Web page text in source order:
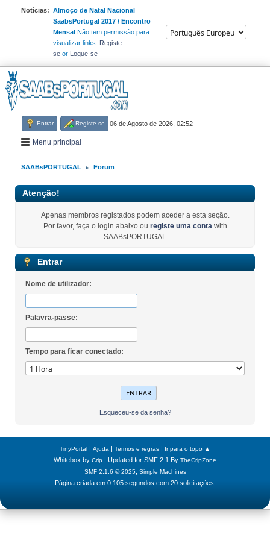
Notícias: Almoço de Natal Nacional
SaabsPortugal 2017 / Encontro
MensalNão tem permissão para
visualizar links. Registe-
se or Logue-se
06 de Agosto de 2026, 02:52
Entrar Registe-se
Menu principal
SAABsPORTUGAL ► Forum
Atenção!
Apenas membros registados podem aceder a esta seção.
Por favor, faça o login abaixo ou registe uma contawith
SAABsPORTUGAL
Entrar
Nome de utilizador:
Palavra-passe:
Tempo para ficar conectado:
Esqueceu-se da senha?
TinyPortal | Ajuda | Termos e regras | Ir para o topo ▲
Whitebox by Crip | Updated for SMF 2.1 By TheCripZone
SMF 2.1.6 © 2025, Simple Machines
Página criada em 0.105 segundos com 20 solicitações.